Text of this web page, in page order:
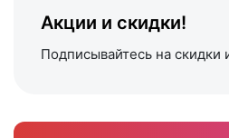
Акции и скидки!
Подписывайтесь на скидки